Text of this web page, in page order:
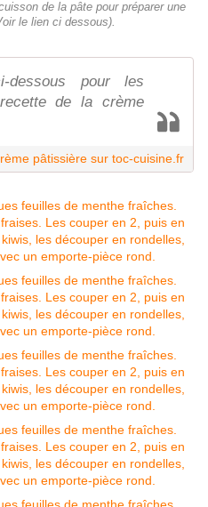
de la pâte pour préparer une
le lien ci dessous).
pour les
de la crème
pâtissière sur toc-cuisine.fr